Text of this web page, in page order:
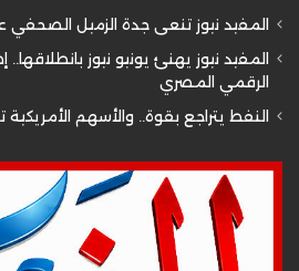
المفيد نيوز تنعى جدة الزميل
المفيد نيوز يهنئ يونيو نيوز
الرقمي المصري
النفط يتراجع بقوة.. والأسهم